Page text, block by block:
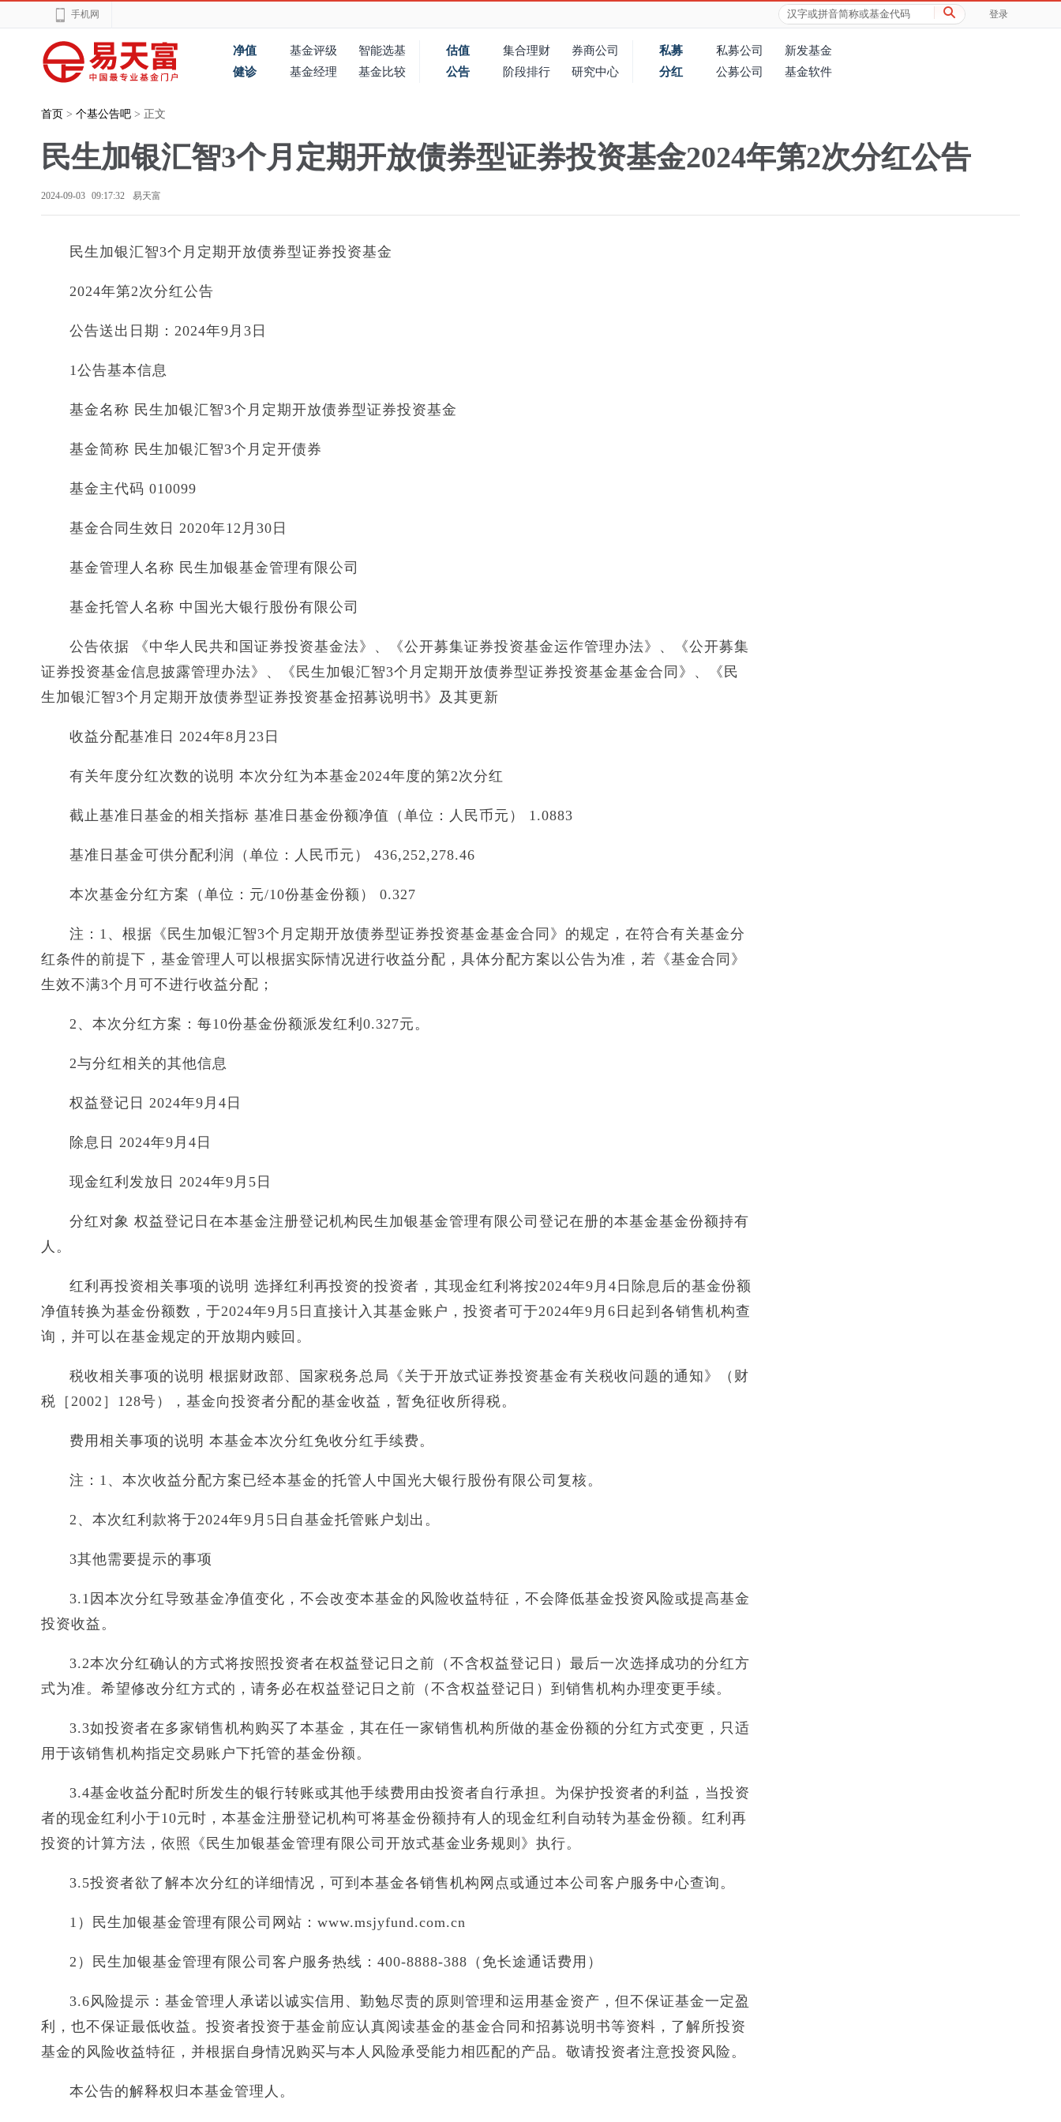
手机网 登录
净值 基金评级
智能选基
健诊
基金经理 基金比较
估值 集合理财
券商公司
公告
阶段排行 研究中心
私募 私募公司
新发基金
分红
公募公司 基金软件
首页 > 个基公告吧 > 正文
民生加银汇智3个月定期开放债券型证券投资基金2024年第2次分红公告
2024-09-03 09:17:32 易天富
民生加银汇智3个月定期开放债券型证券投资基金
2024年第2次分红公告
公告送出日期：2024年9月3日
1公告基本信息
基金名称 民生加银汇智3个月定期开放债券型证券投资基金
基金简称 民生加银汇智3个月定开债券
基金主代码 010099
基金合同生效日 2020年12月30日
基金管理人名称 民生加银基金管理有限公司
基金托管人名称 中国光大银行股份有限公司
公告依据 《中华人民共和国证券投资基金法》、《公开募集证券投资基金运作管理办法》、《公开募集
证券投资基金信息披露管理办法》、《民生加银汇智3个月定期开放债券型证券投资基金基金合同》、《民
生加银汇智3个月定期开放债券型证券投资基金招募说明书》及其更新
收益分配基准日 2024年8月23日
有关年度分红次数的说明 本次分红为本基金2024年度的第2次分红
截止基准日基金的相关指标 基准日基金份额净值（单位：人民币元） 1.0883
基准日基金可供分配利润（单位：人民币元） 436,252,278.46
本次基金分红方案（单位：元/10份基金份额） 0.327
注：1、根据《民生加银汇智3个月定期开放债券型证券投资基金基金合同》的规定，在符合有关基金分
红条件的前提下，基金管理人可以根据实际情况进行收益分配，具体分配方案以公告为准，若《基金合同》
生效不满3个月可不进行收益分配；
2、本次分红方案：每10份基金份额派发红利0.327元。
2与分红相关的其他信息
权益登记日 2024年9月4日
除息日 2024年9月4日
现金红利发放日 2024年9月5日
分红对象 权益登记日在本基金注册登记机构民生加银基金管理有限公司登记在册的本基金基金份额持有
人。
红利再投资相关事项的说明 选择红利再投资的投资者，其现金红利将按2024年9月4日除息后的基金份额
净值转换为基金份额数，于2024年9月5日直接计入其基金账户，投资者可于2024年9月6日起到各销售机构查
询，并可以在基金规定的开放期内赎回。
税收相关事项的说明 根据财政部、国家税务总局《关于开放式证券投资基金有关税收问题的通知》（财
税［2002］128号），基金向投资者分配的基金收益，暂免征收所得税。
费用相关事项的说明 本基金本次分红免收分红手续费。
注：1、本次收益分配方案已经本基金的托管人中国光大银行股份有限公司复核。
2、本次红利款将于2024年9月5日自基金托管账户划出。
3其他需要提示的事项
3.1因本次分红导致基金净值变化，不会改变本基金的风险收益特征，不会降低基金投资风险或提高基金
投资收益。
3.2本次分红确认的方式将按照投资者在权益登记日之前（不含权益登记日）最后一次选择成功的分红方
式为准。希望修改分红方式的，请务必在权益登记日之前（不含权益登记日）到销售机构办理变更手续。
3.3如投资者在多家销售机构购买了本基金，其在任一家销售机构所做的基金份额的分红方式变更，只适
用于该销售机构指定交易账户下托管的基金份额。
3.4基金收益分配时所发生的银行转账或其他手续费用由投资者自行承担。为保护投资者的利益，当投资
者的现金红利小于10元时，本基金注册登记机构可将基金份额持有人的现金红利自动转为基金份额。红利再
投资的计算方法，依照《民生加银基金管理有限公司开放式基金业务规则》执行。
3.5投资者欲了解本次分红的详细情况，可到本基金各销售机构网点或通过本公司客户服务中心查询。
1）民生加银基金管理有限公司网站：www.msjyfund.com.cn
2）民生加银基金管理有限公司客户服务热线：400-8888-388（免长途通话费用）
3.6风险提示：基金管理人承诺以诚实信用、勤勉尽责的原则管理和运用基金资产，但不保证基金一定盈
利，也不保证最低收益。投资者投资于基金前应认真阅读基金的基金合同和招募说明书等资料，了解所投资
基金的风险收益特征，并根据自身情况购买与本人风险承受能力相匹配的产品。敬请投资者注意投资风险。
本公告的解释权归本基金管理人。